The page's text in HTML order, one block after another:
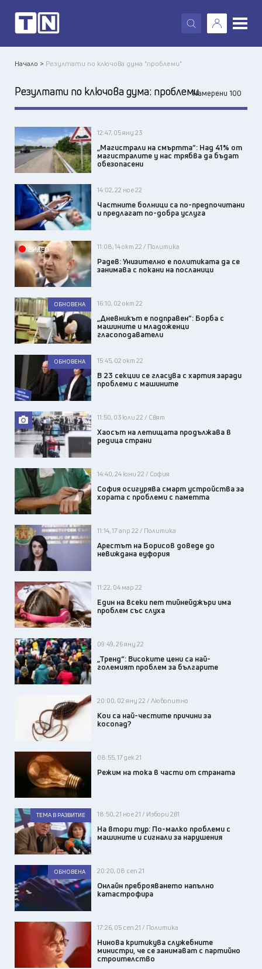
X
Начало > Резултати по ключова дума "проблеми"
Резултати по ключова дума: проблемиНамерени 100
12:47, 05 яну 23
„Магистрали на смъртта“: Над 41% от
магистралите у нас трябва да бъдат
обезопасени
14:02, 22 ное 22
Частните болници са по-предпочитани
и предлагат по-добра услуга
ВИДЕО 11:08, 14 окт 22 / Политика
Радев: Унизително е политиката да се
занимава с покани на посланици
ОБНОВЕНА 16:10, 02 окт 22
„Дневникът е подправен“: Борба с
машините и младоженци
гласоподаватели
ОБНОВЕНА 15:45, 02 окт 22
В 23 секции се гласува с хартия заради
проблеми с машините
11:50, 03 юли 22 / Свят
Хаосът на летищата продължава в
редица страни
14:40, 24 юни 22 / София
София осигурява смарт устройства за
хората с проблеми с паметта
11:14, 17 апр 22 / Политика
Арестът на Борисов доведе до
невиждана еуфория
11:22, 04 мар 22
Един на всеки пет тийнейджъри има
проблем със слуха
09:49, 26 яну 22
„Тренд“: Високите цени са най-
големият проблем за българите
20:00, 02 яну 22 / Любопитно
Кои са най-честите причини за
косопад?
08:55, 17 дек 21
Режим на тока в части от страната
ТЕМА В РАЗВИТИЕ 18:50, 21 ное 21 / Избори 2в1
На втори тур: По-малко проблеми с
машините и сигнали за нарушения
ОБНОВЕНА 20:20, 08 сеп 21
Онлайн преброяването напълно
катастрофира
17:26, 05 сеп 21 / Политика
Нинова критикува служебните
министри, че се занимават с партийно
строителство